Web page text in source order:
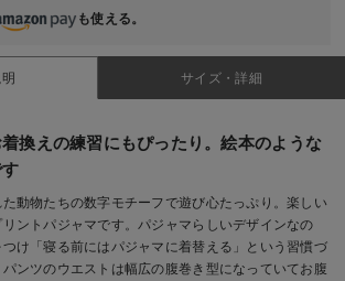
ック も使える。
サイズ・詳細
換えの練習にもぴったり。絵本のような
動物たちの数字モチーフで遊び心たっぷり。楽しい
ントパジャマです。パジャマらしいデザインなの
け「寝る前にはパジャマに着替える」という習慣づ
ンツのウエストは幅広の腹巻き型になっていてお腹